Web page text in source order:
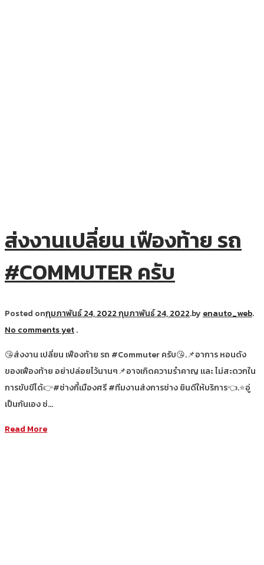
ส่งงานเปลี่ยน เฟืองท้าย รถ
#COMMUTER ครับ
Posted onกุมภาพันธ์ 24, 2022กุมภาพันธ์ 24, 2022.by enauto_web.
No comments yet.
😘ส่งงาน เปลี่ยน เฟืองท้าย รถ #Commuter ครับ😘.📌อาการ หอนดัง
ของเฟืองท้าย อย่าปล่อยไว้นานๆ📌อาจเกิดความรำคาญ และ ไม่สะดวกใน
การขับขีได้👉#ช่างกี้เมืองศรี #ทีมงานส่งการช่าง ยินดีให้บริการ👈.⭐อู่
เป็นกันเอง ช่…
Read More